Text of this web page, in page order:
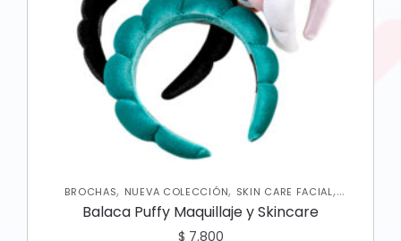
BROCHAS, NUEVA COLECCIÓN, SKIN CARE FACIAL,
VARIEDADES
Balaca Puffy Maquillaje y Skincare
$ 7.800